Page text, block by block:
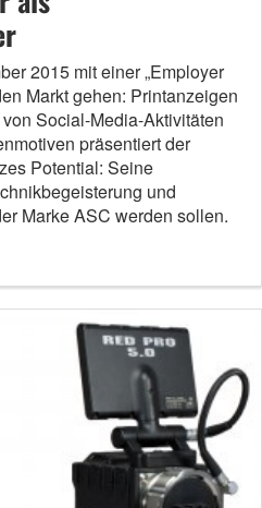
2015 mit einer „Employer
Markt gehen: Printanzeigen
Social-Media-Aktivitäten
präsentiert der
Potential: Seine
und
Marke ASC werden sollen.